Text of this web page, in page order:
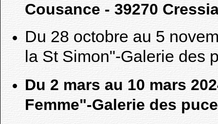
Cousance - 39270
Du 28 octobre au 5
la St Simon"-Galerie des
Du 2 mars au 10 mars
Femme"-Galerie des